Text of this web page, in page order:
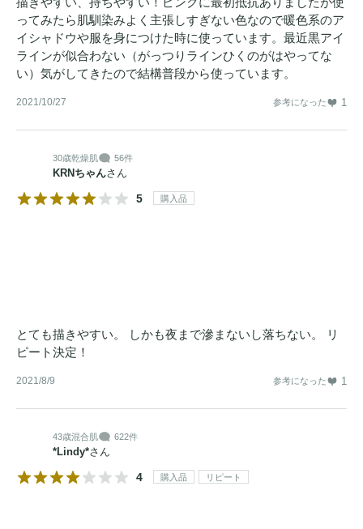
ってみたら肌馴染みよく主張しすぎない色なので暖色系のア
イシャドウや服を身につけた時に使っています。最近黒アイ
ラインが似合わない（がっつりラインひくのがはやってな
い）気がしてきたので結構普段から使っています。
2021/10/27 参考になった 1
30歳乾燥肌 56件
KRNちゃんさん
5 購入品
とても描きやすい。 しかも夜まで滲まないし落ちない。 リ
ピート決定！
2021/8/9 参考になった 1
43歳混合肌 622件
*Lindy*さん
4 購入品 リピート